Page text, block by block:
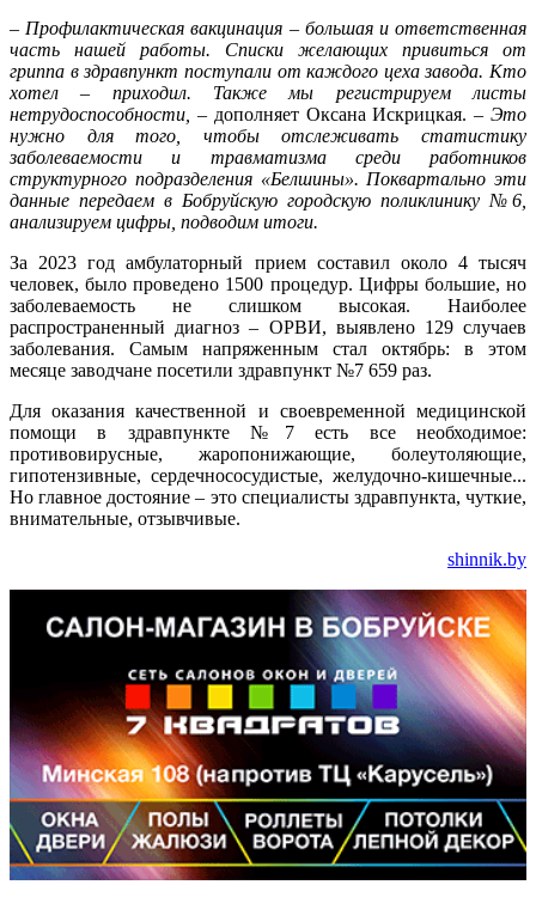
– Профилактическая вакцинация – большая и ответственная
часть нашей работы. Списки желающих привиться от
гриппа в здравпункт поступали от каждого цеха завода. Кто
хотел – приходил. Также мы регистрируем листы
нетрудоспособности, – дополняет Оксана Искрицкая. – Это
нужно для того, чтобы отслеживать статистику
заболеваемости и травматизма среди работников
структурного подразделения «Белшины». Поквартально эти
данные передаем в Бобруйскую городскую поликлинику №6,
анализируем цифры, подводим итоги.
За 2023 год амбулаторный прием составил около 4 тысяч
человек, было проведено 1500 процедур. Цифры большие, но
заболеваемость не слишком высокая. Наиболее
распространенный диагноз – ОРВИ, выявлено 129 случаев
заболевания. Самым напряженным стал октябрь: в этом
месяце заводчане посетили здрав­пункт №7 659 раз.
Для оказания качественной и своевременной медицинской
помощи в здравпункте №7 есть все необходимое:
противовирусные, жаропонижающие, болеутоляющие,
гипотензивные, сердечнососудистые, желудочно-кишечные...
Но главное достояние – это специалисты здравпункта, чуткие,
внимательные, отзывчивые.
shinnik.by